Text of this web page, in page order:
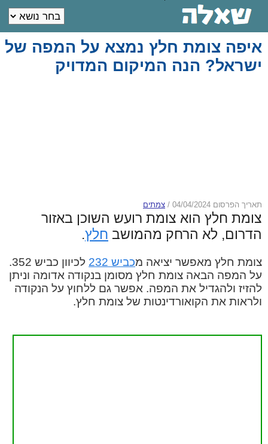
איפה צומת חלץ נמצא על המפה של
ישראל? הנה המיקום המדויק
תאריך הפרסום 04/04/2024 / צמתים
צומת חלץ הוא צומת רועש השוכן באזור
הדרום, לא הרחק מהמושב חלץ.
צומת חלץ מאפשר יציאה מכביש 232
לכיוון כביש 352.
על המפה הבאה צומת חלץ מסומן בנקודה אדומה וניתן
להזיז ולהגדיל את המפה. אפשר גם ללחוץ על הנקודה
ולראות את הקואורדינטות של צומת חלץ.